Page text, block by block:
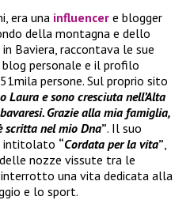
era una influencer e blogger
della montagna e dello
Baviera, raccontava le sue
personale e il profilo
persone. Sul proprio sito
Laura e sono cresciuta nell’Alta
Grazie alla mia famiglia,
scritta nel mio Dna”. Il suo
intitolato “Cordata per la vita”
nozze vissute tra le
una vita dedicata alla
e lo sport.